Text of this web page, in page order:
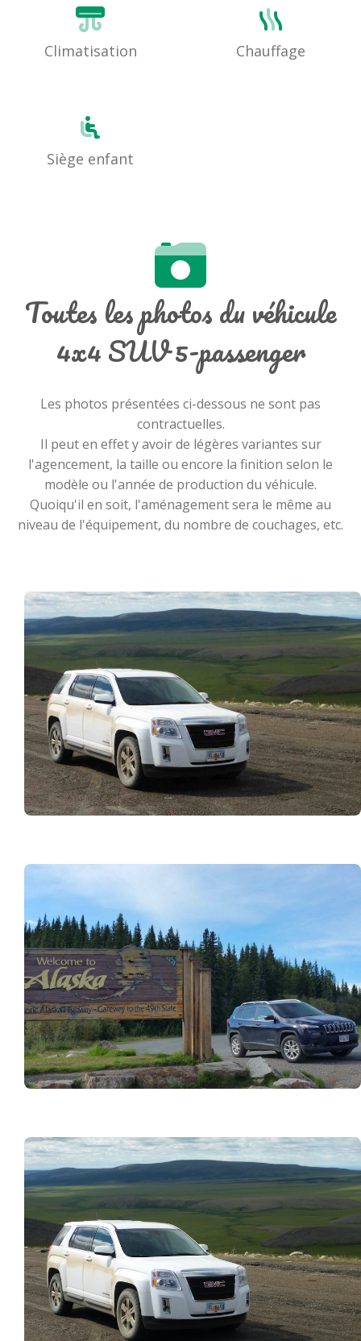
Climatisation Chauffage
Siège enfant
Toutes les photos du véhicule
4x4 SUV 5-passenger
Les photos présentées ci-dessous ne sont pas
contractuelles.
Il peut en effet y avoir de légères variantes sur
l'agencement, la taille ou encore la finition selon le
modèle ou l'année de production du véhicule.
Quoiqu'il en soit, l'aménagement sera le même au
niveau de l'équipement, du nombre de couchages, etc.